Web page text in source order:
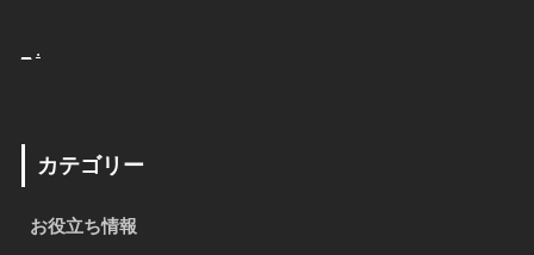
.
カテゴリー
お役立ち情報